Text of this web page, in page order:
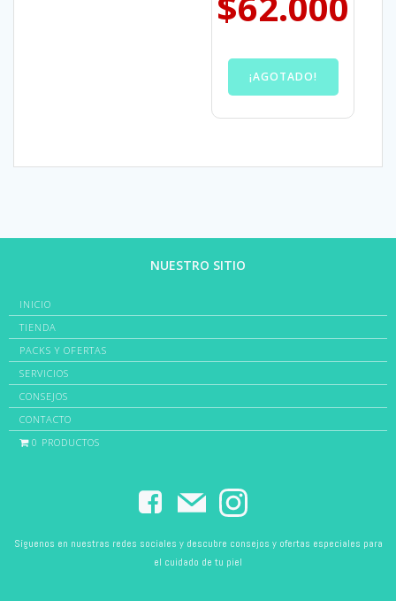
¡AGOTADO!
NUESTRO SITIO
INICIO
TIENDA
PACKS Y OFERTAS
SERVICIOS
CONSEJOS
CONTACTO
0 PRODUCTOS
Síguenos en nuestras redes sociales y descubre consejos y ofertas especiales para
el cuidado de tu piel